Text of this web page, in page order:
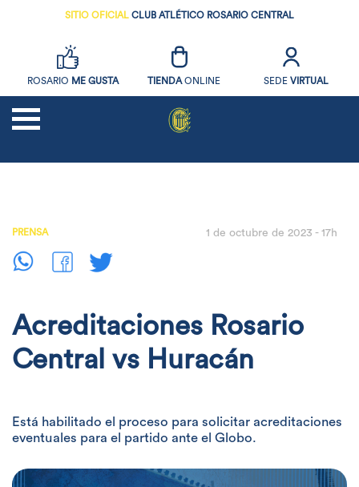
SITIO OFICIAL CLUB ATLÉTICO ROSARIO CENTRAL
ROSARIO ME GUSTA TIENDA ONLINE SEDE VIRTUAL
SOCIOS
EL CLUB
PRENSA 1 de octubre de 2023 - 17h
Acreditaciones Rosario
Central vs Huracán
Está habilitado el proceso para solicitar acreditaciones
eventuales para el partido ante el Globo.